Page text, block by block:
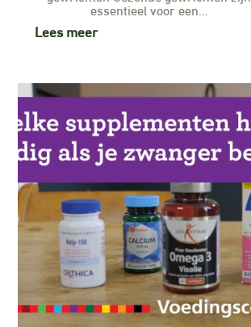
essentieel voor een…
Lees meer